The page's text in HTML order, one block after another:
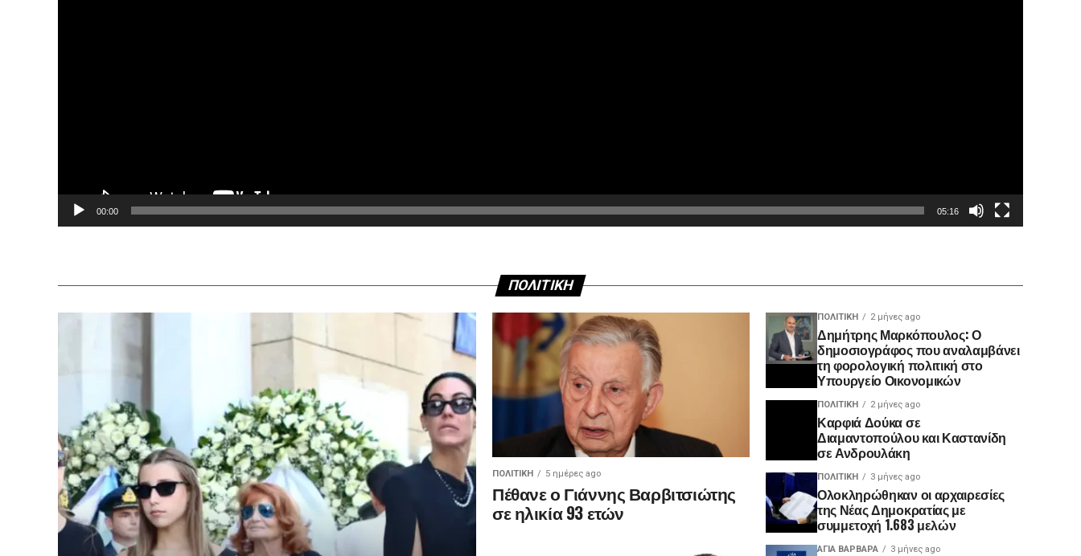
00:00 05:16
ΠΟΛΙΤΙΚΗ
ΠΟΛΙΤΙΚΉ 5 ημέρες ago
Πέθανε ο Γιάννης Βαρβιτσιώτης
σε ηλικία 93 ετών
ΠΟΛΙΤΙΚΉ 2 μήνες ago
Δημήτρης Μαρκόπουλος: Ο
δημοσιογράφος που αναλαμβάνει
τη φορολογική πολιτική στο
Υπουργείο Οικονομικών
ΠΟΛΙΤΙΚΉ 2 μήνες ago
Καρφιά Δούκα σε
Διαμαντοπούλου και Καστανίδη
σε Ανδρουλάκη
ΠΟΛΙΤΙΚΉ 3 μήνες ago
Ολοκληρώθηκαν οι αρχαιρεσίες
της Νέας Δημοκρατίας με
συμμετοχή 1.683 μελών
ΑΓΙΑ ΒΑΡΒΑΡΑ 3 μήνες ago